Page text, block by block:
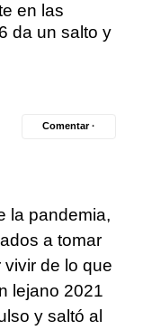
en las
da un salto y
Comentar ·
la pandemia,
a tomar
de lo que
lejano 2021
y saltó al